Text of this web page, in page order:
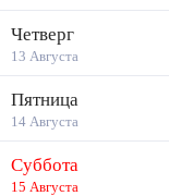
Четверг
13 Августа
Пятница
14 Августа
Суббота
15 Августа